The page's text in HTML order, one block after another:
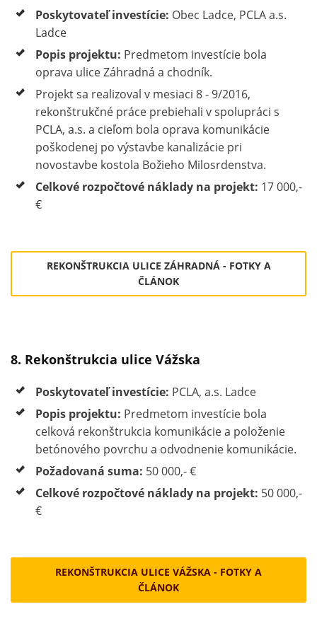
Poskytovateľ investície: Obec Ladce, PCLA a.s.
Ladce
Popis projektu: Predmetom investície bola
oprava ulice Záhradná a chodník.
Projekt sa realizoval v mesiaci 8 - 9/2016,
rekonštrukčné práce prebiehali v spolupráci s
PCLA, a.s. a cieľom bola oprava komunikácie
poškodenej po výstavbe kanalizácie pri
novostavbe kostola Božieho Milosrdenstva.
Celkové rozpočtové náklady na projekt: 17 000,-
€
REKONŠTRUKCIA ULICE ZÁHRADNÁ - FOTKY A
ČLÁNOK
8. Rekonštrukcia ulice Vážska
Poskytovateľ investície: PCLA, a.s. Ladce
Popis projektu: Predmetom investície bola
celková rekonštrukcia komunikácie a položenie
betónového povrchu a odvodnenie komunikácie.
Požadovaná suma: 50 000,- €
Celkové rozpočtové náklady na projekt: 50 000,-
€
REKONŠTRUKCIA ULICE VÁŽSKA - FOTKY A
ČLÁNOK